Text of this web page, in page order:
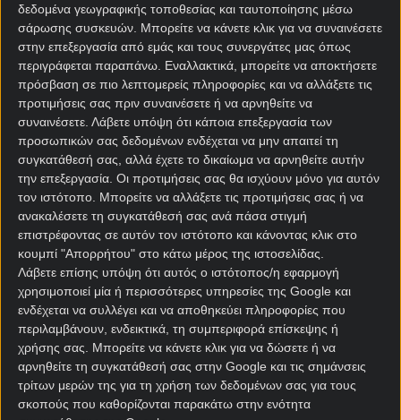
δεδομένα γεωγραφικής τοποθεσίας και ταυτοποίησης μέσω
σάρωσης συσκευών. Μπορείτε να κάνετε κλικ για να συναινέσετε
στην επεξεργασία από εμάς και τους συνεργάτες μας όπως
περιγράφεται παραπάνω. Εναλλακτικά, μπορείτε να αποκτήσετε
πρόσβαση σε πιο λεπτομερείς πληροφορίες και να αλλάξετε τις
προτιμήσεις σας πριν συναινέσετε ή να αρνηθείτε να
συναινέσετε. Λάβετε υπόψη ότι κάποια επεξεργασία των
προσωπικών σας δεδομένων ενδέχεται να μην απαιτεί τη
συγκατάθεσή σας, αλλά έχετε το δικαίωμα να αρνηθείτε αυτήν
την επεξεργασία. Οι προτιμήσεις σας θα ισχύουν μόνο για αυτόν
τον ιστότοπο. Μπορείτε να αλλάξετε τις προτιμήσεις σας ή να
ανακαλέσετε τη συγκατάθεσή σας ανά πάσα στιγμή
επιστρέφοντας σε αυτόν τον ιστότοπο και κάνοντας κλικ στο
κουμπί "Απορρήτου" στο κάτω μέρος της ιστοσελίδας.
Λάβετε επίσης υπόψη ότι αυτός ο ιστότοπος/η εφαρμογή
χρησιμοποιεί μία ή περισσότερες υπηρεσίες της Google και
ενδέχεται να συλλέγει και να αποθηκεύει πληροφορίες που
περιλαμβάνουν, ενδεικτικά, τη συμπεριφορά επίσκεψης ή
χρήσης σας. Μπορείτε να κάνετε κλικ για να δώσετε ή να
αρνηθείτε τη συγκατάθεσή σας στην Google και τις σημάνσεις
τρίτων μερών της για τη χρήση των δεδομένων σας για τους
σκοπούς που καθορίζονται παρακάτω στην ενότητα
Υποδέχεται στην πρωτεύουσα του Λουξεμβούργου
την Ιταλία, η οποία αναζητά ακόμα προπονητή μετά
την παραίτηση του Τζενάρο Γκατούζο λόγω της
τρίτης διαδοχικής απουσίας από Παγκόσμιο
Κύπελλο, με τον υπηρεσιακό Σίλβιο Μπαλντίνι να
συντάσσει μια αποστολή γεμάτη με ποδοσφαιριστές
της Κ21, με εξαίρεση τον Τζιανλουίτζι Ντοναρούμα.
Παρά την σύνθεση της αποστολής, η Σκουάντρα
Ατζούρα είναι ξεκάθαρο φαβορί στιςστοιχηματικές
εταιρίες, αλλά αξίζει κυνήγι το ρίσκο του G/G στο
Λουξεμβούργο – Ιταλία.
Ολλανδία – Αλγερία
Προγνωστικά
Πρώτο και τελευταίο φιλικό επί ολλανδικού
εδάφους για την Ολλανδία, η οποία φιλοδοξεί στα
αμερικανικά γήπεδα να επιβεβαιώσει την καλή,